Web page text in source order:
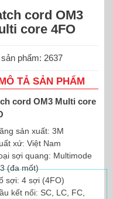
cord OM3
core 4FO
phẩm: 2637
TẢ SẢN PHẨM
cord OM3 Multi core
sản xuất: 3M
xứ: Việt Nam
sợi quang: Multimode
(đa mốt)
sợi: 4 sợi (4FO)
kết nối: SC, LC, FC,